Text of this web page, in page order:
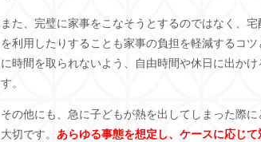
また、完璧に家事をこなそうとするのではなく、
を利用したりすることも家事の負担を軽減するコ
に時間を取られないよう、自由時間や休日に出か
す。
その他にも、急に子どもが熱を出してしまった際
大切です。 あらゆる事態を想定し、ケースに応じ